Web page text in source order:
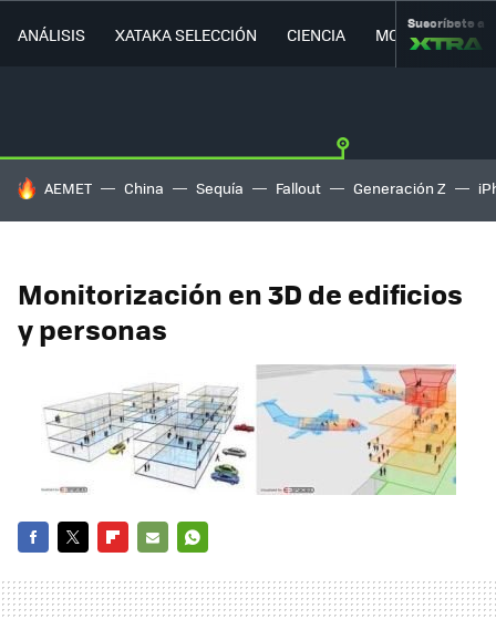
ANÁLISIS XATAKA SELECCIÓN CIENCIA MOVILIDAD
Suscríbete a
HOY SE HABLA DE
AEMET China Sequía Fallout Generación Z
Monitorización en 3D de edificios
y personas
MAIL